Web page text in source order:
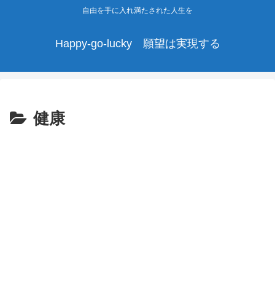
自由を手に入れ満たされた人生を
Happy-go-lucky 願望は実現する
健康